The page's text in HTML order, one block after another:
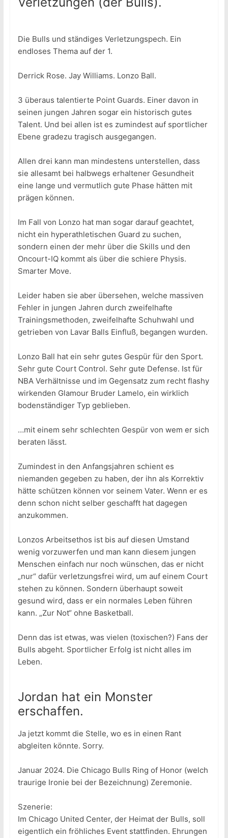
Die Bulls und ständiges Verletzungspech. Ein
endloses Thema auf der 1.
Derrick Rose. Jay Williams. Lonzo Ball.
3 überaus talentierte Point Guards. Einer davon in
seinen jungen Jahren sogar ein historisch gutes
Talent. Und bei allen ist es zumindest auf sportlicher
Ebene gradezu tragisch ausgegangen.
Allen drei kann man mindestens unterstellen, dass
sie allesamt bei halbwegs erhaltener Gesundheit
eine lange und vermutlich gute Phase hätten mit
prägen können.
Im Fall von Lonzo hat man sogar darauf geachtet,
nicht ein hyperathletischen Guard zu suchen,
sondern einen der mehr über die Skills und den
Oncourt-IQ kommt als über die schiere Physis.
Smarter Move.
Leider haben sie aber übersehen, welche massiven
Fehler in jungen Jahren durch zweifelhafte
Trainingsmethoden, zweifelhafte Schuhwahl und
getrieben von Lavar Balls Einfluß, begangen wurden.
Lonzo Ball hat ein sehr gutes Gespür für den Sport.
Sehr gute Court Control. Sehr gute Defense. Ist für
NBA Verhältnisse und im Gegensatz zum recht flashy
wirkenden Glamour Bruder Lamelo, ein wirklich
bodenständiger Typ geblieben.
…mit einem sehr schlechten Gespür von wem er sich
beraten lässt.
Zumindest in den Anfangsjahren schient es
niemanden gegeben zu haben, der ihn als Korrektiv
hätte schützen können vor seinem Vater. Wenn er es
denn schon nicht selber geschafft hat dagegen
anzukommen.
Lonzos Arbeitsethos ist bis auf diesen Umstand
wenig vorzuwerfen und man kann diesem jungen
Menschen einfach nur noch wünschen, das er nicht
„nur“ dafür verletzungsfrei wird, um auf einem Court
stehen zu können. Sondern überhaupt soweit
gesund wird, dass er ein normales Leben führen
kann. „Zur Not“ ohne Basketball.
Denn das ist etwas, was vielen (toxischen?) Fans der
Bulls abgeht. Sportlicher Erfolg ist nicht alles im
Leben.
Jordan hat ein Monster
erschaffen.
Ja jetzt kommt die Stelle, wo es in einen Rant
abgleiten könnte. Sorry.
Januar 2024. Die Chicago Bulls Ring of Honor (welch
traurige Ironie bei der Bezeichnung) Zeremonie.
Szenerie:
Im Chicago United Center, der Heimat der Bulls, soll
eigentlich ein fröhliches Event stattfinden. Ehrungen